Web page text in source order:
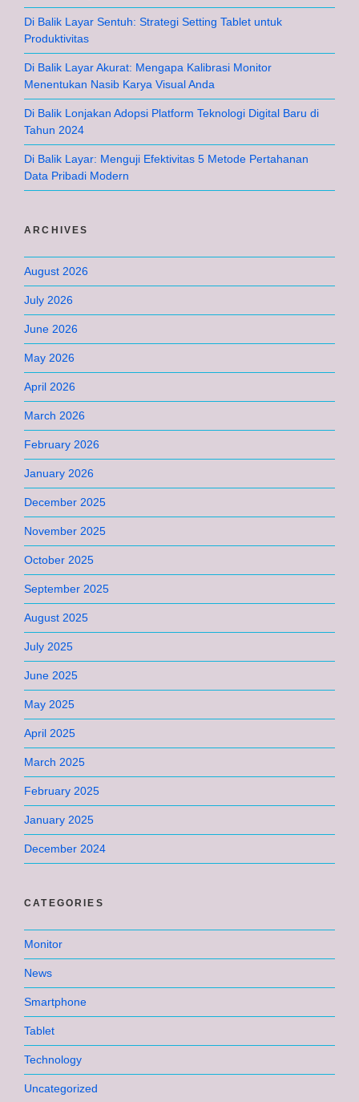
Di Balik Layar Sentuh: Strategi Setting Tablet untuk
Produktivitas
Di Balik Layar Akurat: Mengapa Kalibrasi Monitor
Menentukan Nasib Karya Visual Anda
Di Balik Lonjakan Adopsi Platform Teknologi Digital Baru di
Tahun 2024
Di Balik Layar: Menguji Efektivitas 5 Metode Pertahanan
Data Pribadi Modern
ARCHIVES
August 2026
July 2026
June 2026
May 2026
April 2026
March 2026
February 2026
January 2026
December 2025
November 2025
October 2025
September 2025
August 2025
July 2025
June 2025
May 2025
April 2025
March 2025
February 2025
January 2025
December 2024
CATEGORIES
Monitor
News
Smartphone
Tablet
Technology
Uncategorized